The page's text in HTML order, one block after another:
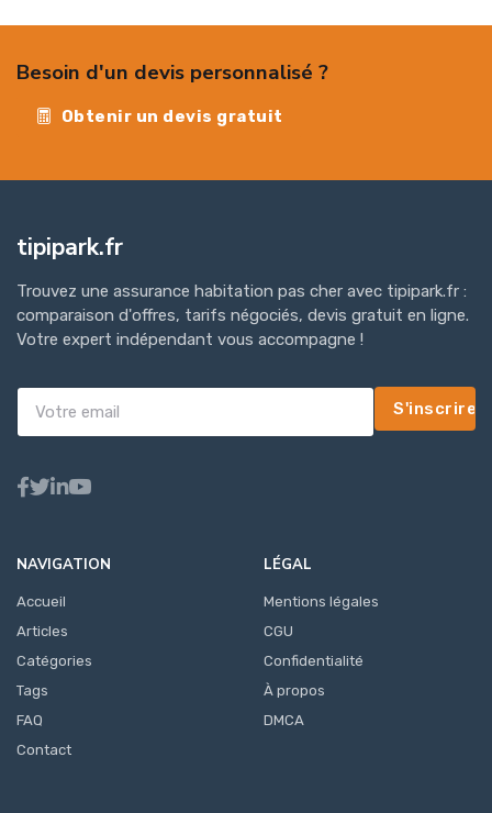
Besoin d'un devis personnalisé ?
Obtenir un devis gratuit
tipipark.fr
Trouvez une assurance habitation pas cher avec tipipark.fr :
comparaison d'offres, tarifs négociés, devis gratuit en ligne.
Votre expert indépendant vous accompagne !
S'inscrire
NAVIGATION
Accueil
Articles
Catégories
Tags
FAQ
Contact
LÉGAL
Mentions légales
CGU
Confidentialité
À propos
DMCA